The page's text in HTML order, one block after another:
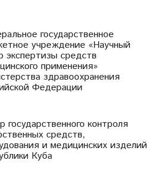
государственное
учреждение «Научный
экспертизы средств
применения»
здравоохранения
Федерации
государственного контроля
средств,
и медицинских изделий
Куба